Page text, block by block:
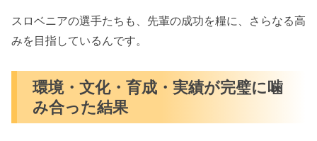
スロベニアの選手たちも、先輩の成功を糧に、さらなる高
みを目指しているんです。
環境・文化・育成・実績が完璧に噛
み合った結果